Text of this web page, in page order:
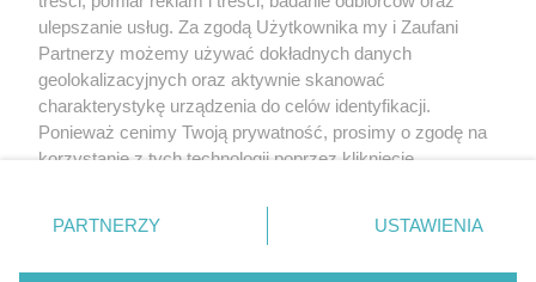
O nas
ulepszanie usług. Za zgodą Użytkownika my i Zaufani
Partnerzy możemy używać dokładnych danych
geolokalizacyjnych oraz aktywnie skanować
charakterystykę urządzenia do celów identyfikacji.
Ponieważ cenimy Twoją prywatność, prosimy o zgodę na
korzystanie z tych technologii poprzez kliknięcie
zmienić/wycofać klikając przycisk ustawień prywatności
znajdujący się w lewym dolnym rogu strony
rodzaje przetwarzania danych nie wymagają zgody
PARTNERZY USTAWIENIA